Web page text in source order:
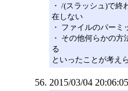
・ /(スラッシュ)で
在しない
・ ファイルのパー
・ その他何らかの
る
といったことが考え
2015/03/04 20:06:05